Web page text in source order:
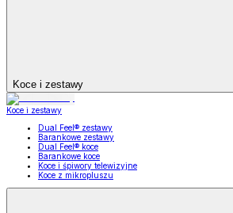
Koce i zestawy
Koce i zestawy
Dual Feel® zestawy
Barankowe zestawy
Dual Feel® koce
Barankowe koce
Koce i śpiwory telewizyjne
Koce z mikropluszu